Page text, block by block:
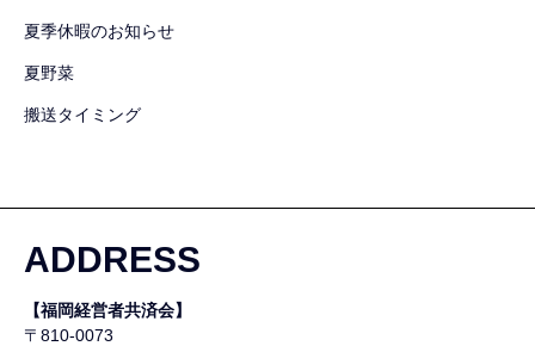
夏季休暇のお知らせ
夏野菜
搬送タイミング
ADDRESS
【福岡経営者共済会】
〒810-0073